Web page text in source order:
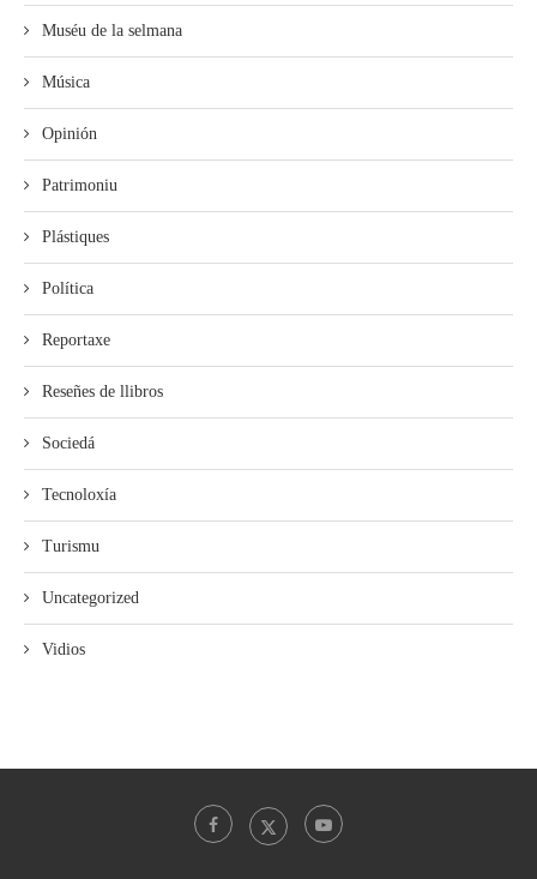
Muséu de la selmana
Música
Opinión
Patrimoniu
Plástiques
Política
Reportaxe
Reseñes de llibros
Sociedá
Tecnoloxía
Turismu
Uncategorized
Vidios